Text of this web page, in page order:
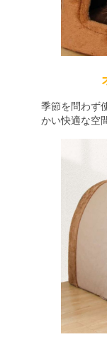
季節を問わず
かい快適な空